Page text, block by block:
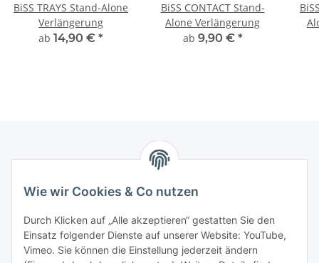
BiSS TRAYS Stand-Alone
Verlängerung
ab 14,90 € *
BiSS CONTACT Stand-
Alone Verlängerung
ab 9,90 € *
PROMADENT UG
Wie wir Cookies & Co nutzen
Durch Klicken auf „Alle akzeptieren“ gestatten Sie den
Einsatz folgender Dienste auf unserer Website: YouTube,
Vimeo. Sie können die Einstellung jederzeit ändern